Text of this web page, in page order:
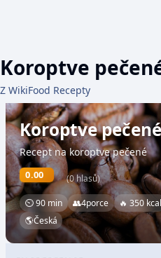
Koroptve
Z WikiFood Recepty
Koroptve
Recept na koroptve pečené
0.00 (0 hlasů)
⏲ 90 min 👥4porce 🔥 350 kcal
🌎Česká